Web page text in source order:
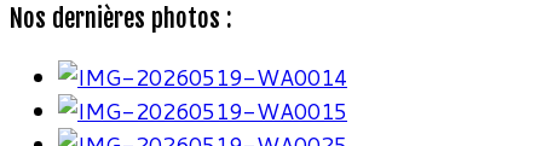
Nos dernières photos :